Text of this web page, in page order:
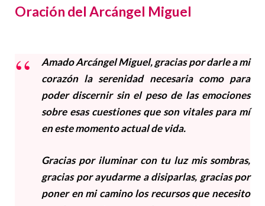
Oración del Arcángel Miguel
Amado Arcángel Miguel, gracias por darle a mi
corazón la serenidad necesaria como para
poder discernir sin el peso de las emociones
sobre esas cuestiones que son vitales para mí
en este momento actual de vida.
Gracias por iluminar con tu luz mis sombras,
gracias por ayudarme a disiparlas, gracias por
poner en mi camino los recursos que necesito